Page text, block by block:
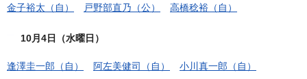
金子裕太（自） 戸野部直乃（公） 高橋稔裕（自）
10月4日（水曜日）
逢澤圭一郎（自） 阿左美健司（自） 小川真一郎（自）